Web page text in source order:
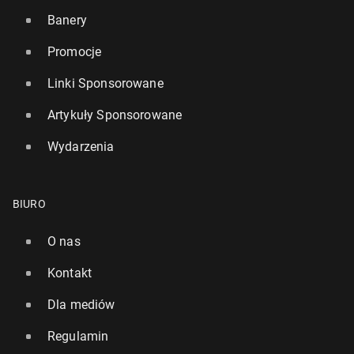
Al Pacino dwu­krot­nie zban­kru­to­wał. Stracił 50 mln
20 października 2024, 09:00
Ekspert od dłu­go­wiecz­no­ści radzi, o jakiej porze
jeść kolację
Banery
Promocje
Linki Sponsorowane
Artykuły Sponsorowane
Wydarzenia
BIURO
O nas
Kontakt
Dla mediów
Regulamin